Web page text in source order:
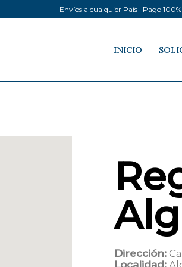
Envíos a cualquier País · Pago
INICIO
Dirección:
Localidad: